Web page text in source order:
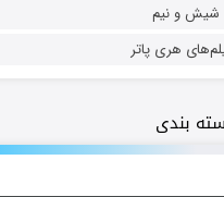
شیش و نیم
هری پاتر
بندی